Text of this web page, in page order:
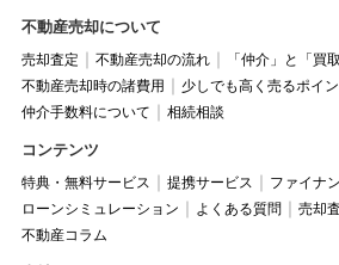
不動産売却について
売却査定 不動産売却の流れ
「仲介」と「買
不動産売却時の諸費用
少しでも高く売るポイン
仲介手数料について
相続相談
コンテンツ
特典・無料サービス 提携サービス
ファイナ
ローンシミュレーション
よくある質問
売却
不動産コラム